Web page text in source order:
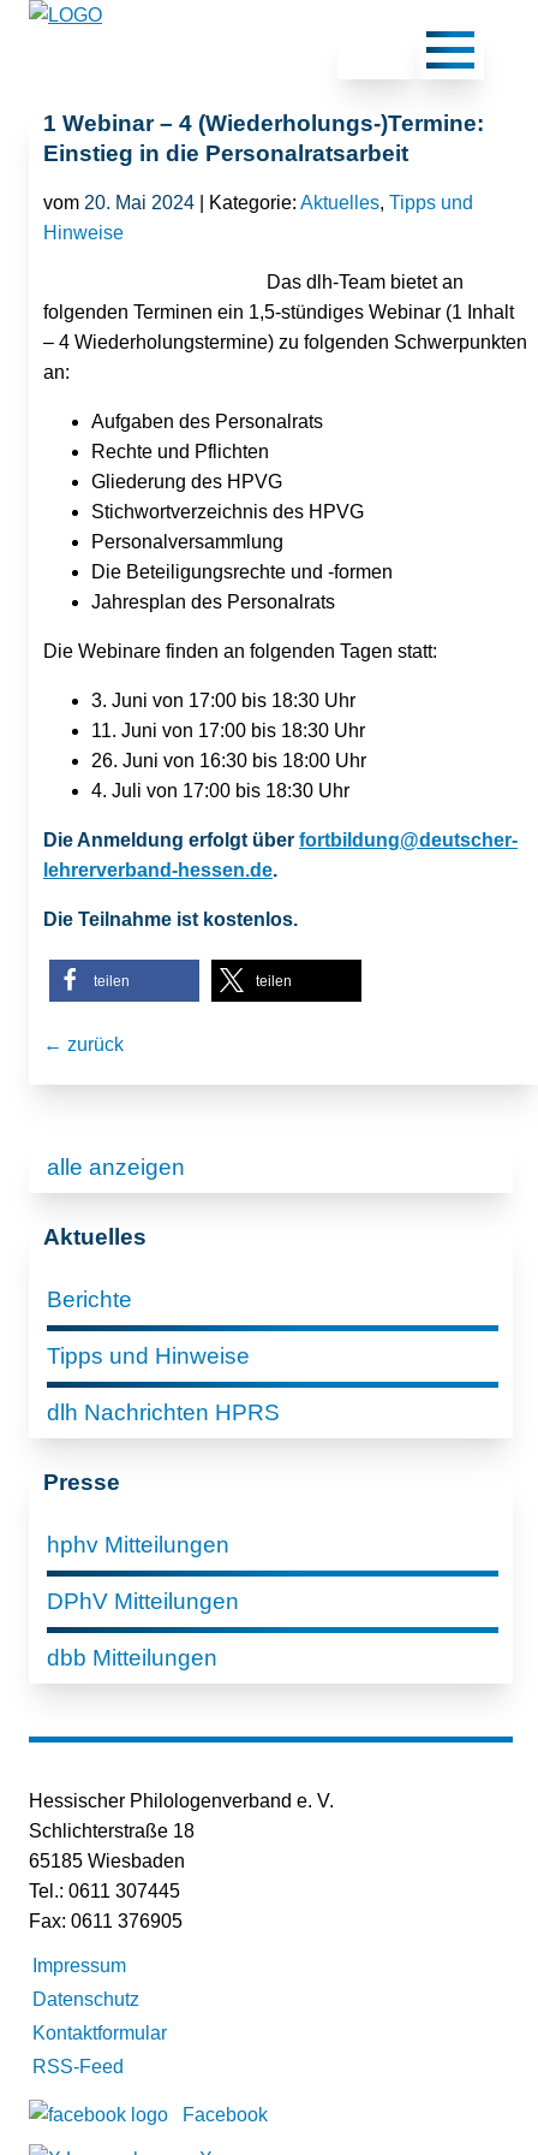
1 Webinar – 4 (Wiederholungs-)Termine:
Einstieg in die Personalratsarbeit
vom 20. Mai 2024 | Kategorie: Aktuelles, Tipps und
Hinweise
Das dlh-Team bietet an
folgenden Terminen ein 1,5-stündiges Webinar (1 Inhalt
– 4 Wiederholungstermine) zu folgenden Schwerpunkten
an:
Aufgaben des Personalrats
Rechte und Pflichten
Gliederung des HPVG
Stichwortverzeichnis des HPVG
Personalversammlung
Die Beteiligungsrechte und -formen
Jahresplan des Personalrats
Die Webinare finden an folgenden Tagen statt:
3. Juni von 17:00 bis 18:30 Uhr
11. Juni von 17:00 bis 18:30 Uhr
26. Juni von 16:30 bis 18:00 Uhr
4. Juli von 17:00 bis 18:30 Uhr
Die Anmeldung erfolgt über fortbildung@deutscher-
lehrerverband-hessen.de.
Die Teilnahme ist kostenlos.
teilen teilen
← zurück
alle anzeigen
Aktuelles
Berichte
Tipps und Hinweise
dlh Nachrichten HPRS
Presse
hphv Mitteilungen
DPhV Mitteilungen
dbb Mitteilungen
Hessischer Philologenverband e. V.
Schlichterstraße 18
65185 Wiesbaden
Tel.: 0611 307445
Fax: 0611 376905
Impressum
Datenschutz
Kontaktformular
RSS-Feed
Facebook